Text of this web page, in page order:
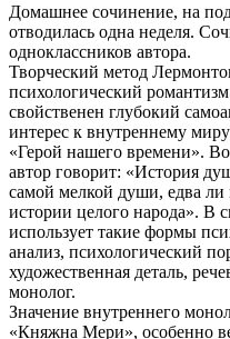
Домашнее сочинение, на
отводилась одна неделя.
одноклассников автора.
Творческий метод
психологический
свойственен глубокий
интерес к внутреннему
«Герой нашего времени».
автор говорит: «История
самой мелкой души, едва ли
истории целого народа». В
использует такие формы
анализ, психологический
художественная деталь,
монолог.
Значение внутреннего
«Княжна Мери», особенно